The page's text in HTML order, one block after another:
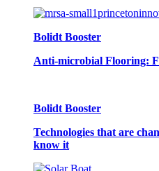
Bolidt Booster
Anti-microbial Flooring:
Bolidt Booster
Technologies that are
know it